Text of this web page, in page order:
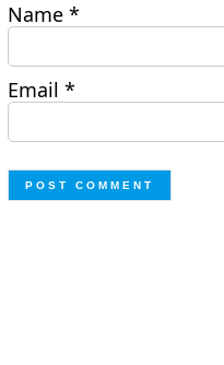
Name*
Email*